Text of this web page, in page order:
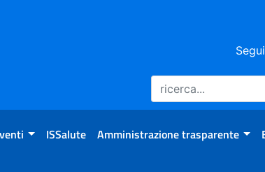
ISSalute Amministrazione trasparente